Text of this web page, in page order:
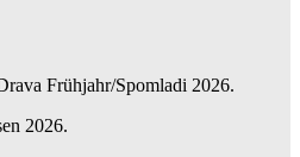
Frühjahr/Spomladi 2026.
2026.